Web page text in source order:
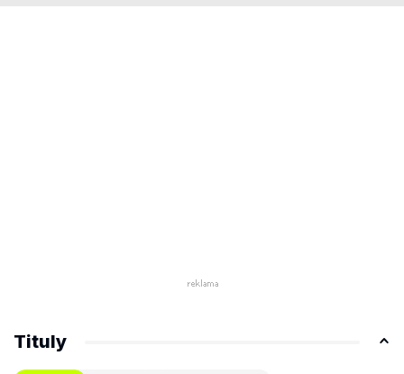
Tituly